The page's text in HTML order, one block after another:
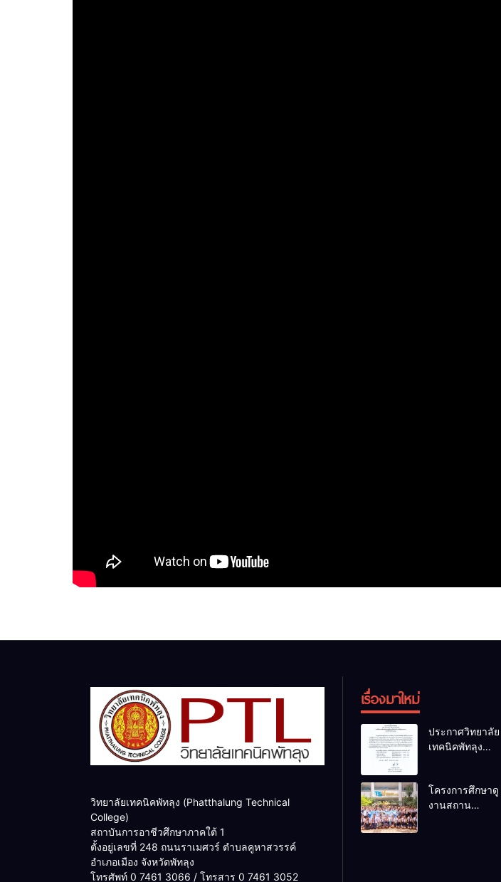
วิทยาลัยเทคนิคพัทลุง (Phatthalung Technical
College)
สถาบันการอาชีวศึกษาภาคใต้ 1
ตั้งอยู่เลขที่ 248 ถนนราเมศวร์ ตำบลคูหาสวรรค์
อำเภอเมือง จังหวัดพัทลุง
โทรศัพท์ 0 7461 3066 / โทรสาร 0 7461 3052
เรื่องมาใหม่
ประกาศวิทยาลัย
เทคนิคพัทลุง
แผนธุรกิจ ภาย
ใต้โครงการ
โครงการศึกษาดู
งานสถาน